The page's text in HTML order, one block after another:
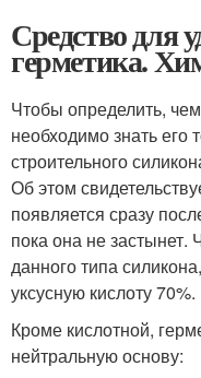
Средство для
герметика.
Чтобы определить,
необходимо знать его
строительного
Об этом
появляется сразу
пока она не застынет.
данного типа
уксусную кислоту 70%.
Кроме кислотной,
нейтральную основу: